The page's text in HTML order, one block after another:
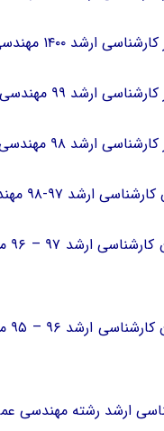
ارشد ۱۴۰۰ مهندسی عمران
ارشد ۹۹ مهندسی عمران
ارشد ۹۸ مهندسی عمران
۹۷-۹۸ مهندسی عمران
ارشد رشته مهندسی عمران